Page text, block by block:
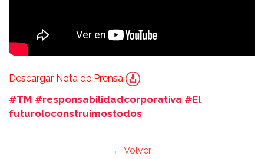
Descargar Nota de Prensa
#TM #responsabilidadcorporativa #El
futuroloconstruimostodos
← Volver